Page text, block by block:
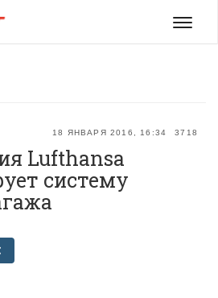
Меню
18 ЯНВАРЯ 2016, 16:34 3718
Lufthansa
систему